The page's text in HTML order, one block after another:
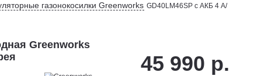
газонокосилки Greenworks GD40LM46SP с АКБ 4 А/
Greenworks
45 990 р.